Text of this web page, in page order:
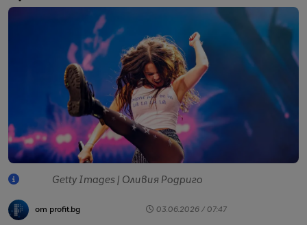
Getty Images | Оливия Родриго
от profit.bg 03.06.2026 / 07:47